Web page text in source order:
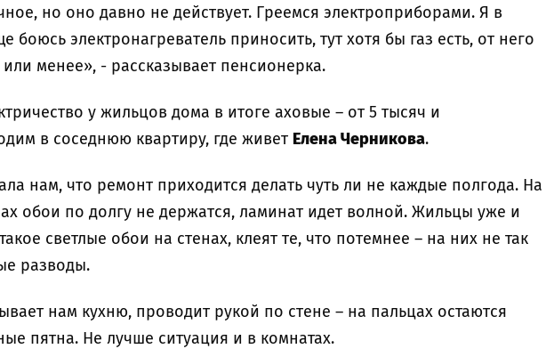
но оно давно не действует. Греемся электроприборами. Я в
боюсь электронагреватель приносить, тут хотя бы газ есть, от него
менее», - рассказывает пенсионерка.
у жильцов дома в итоге аховые – от 5 тысяч и
в соседнюю квартиру, где живет Елена Черникова.
нам, что ремонт приходится делать чуть ли не каждые полгода. На
обои по долгу не держатся, ламинат идет волной. Жильцы уже и
светлые обои на стенах, клеят те, что потемнее – на них не так
разводы.
нам кухню, проводит рукой по стене – на пальцах остаются
пятна. Не лучше ситуация и в комнатах.